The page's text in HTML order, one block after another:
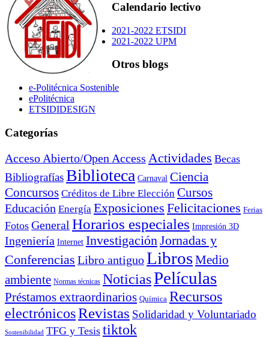
Calendario lectivo
2021-2022 ETSIDI
2021-2022 UPM
Otros blogs
e-Politécnica Sostenible
ePolitécnica
ETSIDIDESIGN
Categorías
Acceso Abierto/Open Access Actividades Becas
BibliografíasBiblioteca Carnaval Ciencia
Concursos Créditos de Libre Elección Cursos
Educación Energía Exposiciones Felicitaciones Ferias
Fotos General Horarios especiales Impresión 3D
Ingeniería Internet Investigación Jornadas y
Conferencias Libro antiguoLibrosMedio
ambiente Normas técnicas NoticiasPelículas
Préstamos extraordinarios Química Recursos
electrónicosRevistas Solidaridad y Voluntariado
Sostenibilidad TFG y Tesis tiktok